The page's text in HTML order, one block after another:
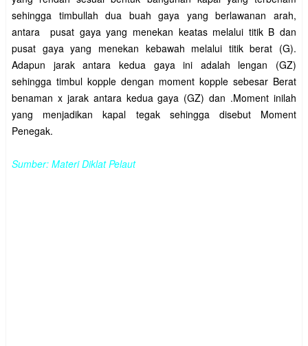
sehingga timbullah dua buah gaya yang berlawanan arah,
antara pusat gaya yang menekan keatas melalui titik B dan
pusat gaya yang menekan kebawah melalui titik berat (G).
Adapun jarak antara kedua gaya ini adalah lengan (GZ)
sehingga timbul kopple dengan moment kopple sebesar Berat
benaman x jarak antara kedua gaya (GZ) dan .Moment inilah
yang menjadikan kapal tegak sehingga disebut Moment
Penegak.
Sumber: Materi Diklat Pelaut